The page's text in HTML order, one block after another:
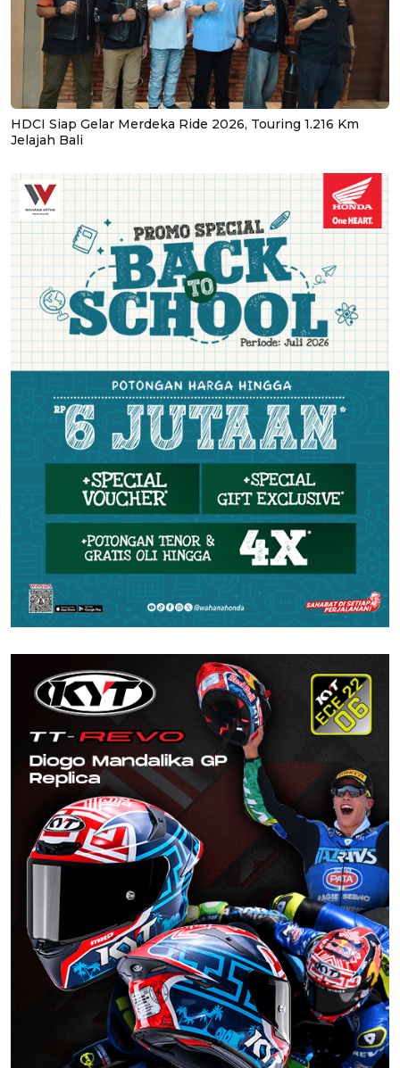
HDCI Siap Gelar Merdeka Ride 2026, Touring 1.216 Km
Jelajah Bali